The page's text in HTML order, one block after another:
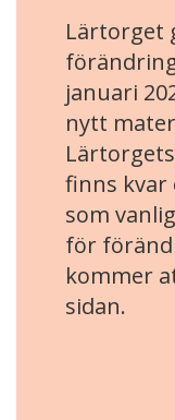
Lärtorget
januari
nytt
finns kvar
som
för
kommer
sidan.